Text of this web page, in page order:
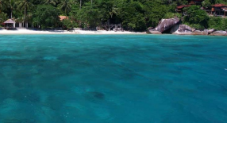
HJEM
DESTINATIONER
INSPIRATION
ANSVARLIGHED
OM OS